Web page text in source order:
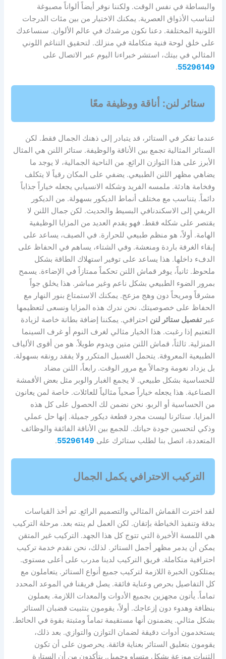
والبساطة في نفس الوقت. ولكننا نوفر أيضاً ألواناً مصبوغة
لتناسب الأذواق العصرية. يمكنك الاختيار من بين مئات الدرجات
اللونية المختلفة. دعنا نكون مرشدك في عالم الألوان. سنساعدك
على خلق لوحة فنية متكاملة في منزلك. لتحقيق التناغم اللوني
المثالي في بيتك، استشر خبراءنا اليوم عبر الاتصال على
55296149
.
ستائر لنن: أناقة ووظيفة معًا
عندما تفكر في الستائر، قد يتبادر إلى ذهنك الجمال فقط. لكن
الستائر المثالية تجمع بين الأناقة والوظيفة. ستائر اللنن هي المثال
الأبرز على هذا التوازن الرائع. من الناحية الجمالية، لا يوجد ما
يضاهي مظهر اللنن الطبيعي. يضفي على المكان رقياً لا يتكلف
وفخامة هادئة. ملمسه الفريد وشكله الانسيابي يجعله خياراً جذاباً
دائماً. يتناسب مع مختلف أنماط الديكور بسهولة. من الديكور
الريفي إلى الاسكندنافي البسيط والحديث. لكن جمال اللنن لا
يقتصر على شكله فقط. فهو يقدم العديد من المزايا الوظيفية
الهامة. أولاً، هو منظم طبيعي للحرارة. في الصيف، يساعد على
إبقاء الغرفة باردة ومنعشة. وفي الشتاء، يساهم في الحفاظ على
الدفء داخلها. هذا يساعد على توفير استهلاك الطاقة بشكل
ملحوظ. ثانياً، يوفر قماش اللنن تحكماً ممتازاً في الإضاءة. يسمح
بمرور الضوء الطبيعي بشكل ناعم وغير مباشر. هذا يخلق جواً
مشرقاً ومريحاً دون وهج مزعج. يمكنك الاستمتاع بنور النهار مع
الحفاظ على خصوصيتك. نحن ندرك هذه المزايا ونسعى لتعظيمها
عبرتفصيل ستائر لنن احترافي. يمكننا إضافة بطانة خاصة لزيادة
التعتيم إذا رغبت. هذا الخيار مثالي لغرف النوم أو غرف السينما
المنزلية. ثالثاً، قماش اللنن متين ويدوم طويلاً. هو من أقوى الألياف
الطبيعية المعروفة. يتحمل الغسيل المتكرر ولا يفقد رونقه بسهولة.
بل يزداد نعومة وجمالاً مع مرور الوقت. رابعاً، اللنن مضاد
للحساسية بشكل طبيعي. لا يجمع الغبار والوبر مثل بعض الأقمشة
الصناعية. هذا يجعله خياراً صحياً مثالياً للعائلات. خاصة لمن يعانون
من الحساسية أو الربو. نحن نضمن لك الحصول على كل هذه
المزايا. ستائرنا ليست مجرد قطعة ديكور جميلة. إنها حل عملي
وذكي لتحسين جودة حياتك. للجمع بين الأناقة الفائقة والوظائف
المتعددة، اتصل بنا لطلب ستائرك على 55296149
.
التركيب الاحترافي يكمل الجمال
لقد اخترت القماش المثالي والتصميم الرائع. تم أخذ القياسات
بدقة وتنفيذ الخياطة بإتقان. لكن العمل لم ينته بعد. مرحلة التركيب
هي اللمسة الأخيرة التي تتوج كل هذا الجهد. التركيب غير المتقن
يمكن أن يدمر مظهر أجمل الستائر. لذلك، نحن نقدم خدمة تركيب
احترافية متكاملة. فريق التركيب لدينا مدرب على أعلى مستوى.
يمتلكون الخبرة اللازمة لتركيب جميع أنواع الستائر. يتعاملون مع
كل التفاصيل بحرص وعناية فائقة. يصل فريقنا في الموعد المحدد
تماماً. يأتون مجهزين بجميع الأدوات والمعدات اللازمة. يعملون
بنظافة وهدوء دون إزعاجك. أولاً، يقومون بتثبيت قضبان الستائر
بشكل مثالي. يضمنون أنها مستقيمة تماماً ومثبتة بقوة في الحائط.
يستخدمون أدوات دقيقة لضمان التوازن والتوازي. بعد ذلك،
يقومون بتعليق الستائر بعناية فائقة. يحرصون على أن تكون
الثنيات موزعة بشكل متساوٍ وجميل. يتأكدون من أن الستارة